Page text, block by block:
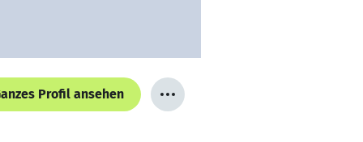
Profil ansehen